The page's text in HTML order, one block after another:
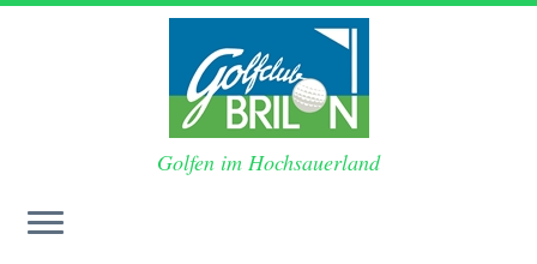
Golfen im Hochsauerland